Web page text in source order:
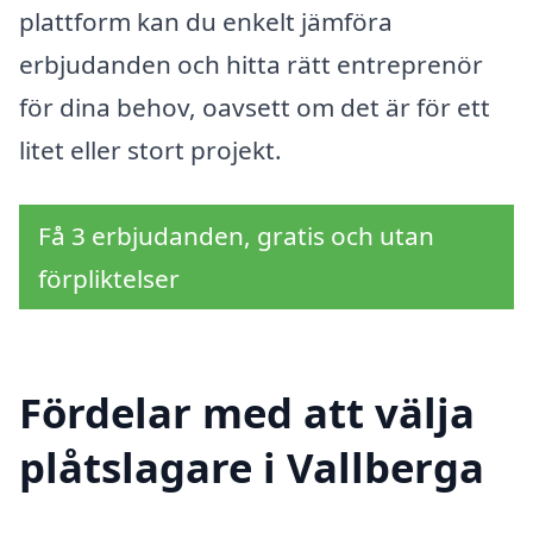
plattform kan du enkelt jämföra
erbjudanden och hitta rätt entreprenör
för dina behov, oavsett om det är för ett
litet eller stort projekt.
Få 3 erbjudanden, gratis och utan
förpliktelser
Fördelar med att välja
plåtslagare i Vallberga